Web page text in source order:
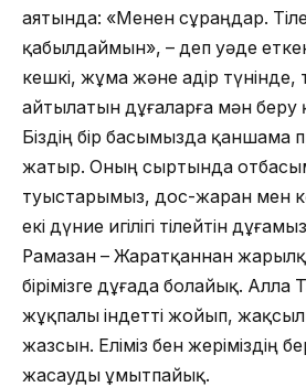
аятында: «Менен сұраңдар.
қабылдаймын», – деп уәде
кешкі, жұма және Қадір
айтылатын дұғаларға мән беру
Біздің бір басымызда қаншама
жатыр. Оның сыртында
туыстарымыз, дос-жаран мен
екі дүние игілігі тілейтін
Рамазан – Жаратқаннан
бірімізге дұғада болайық. Алла
жұқпалы індетті жойып,
жазсын. Еліміз бен жеріміздің
жасауды ұмытпайық.